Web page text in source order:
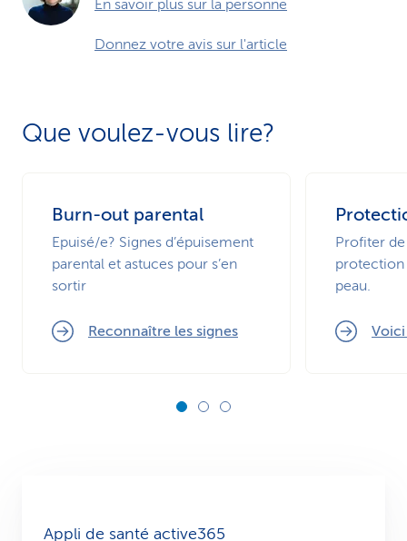
En savoir plus sur la personne
Donnez votre avis sur l'article
Que voulez-vous lire?
Burn-out parental
Epuisé/e? Signes d’épuisement
parental et astuces pour s’en
sortir
Reconnaître les signes
Profiter de
protection
peau.
Appli de santé active365